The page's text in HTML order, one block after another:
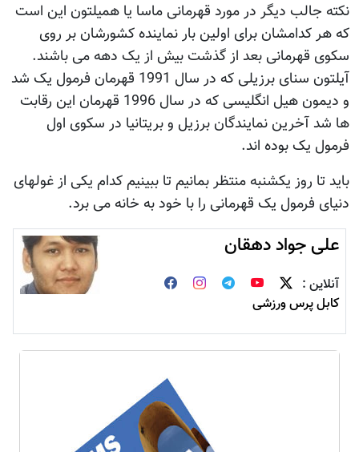
نکته جالب دیگر در مورد قهرمانی ماسا یا همیلتون این است
که هر کدامشان برای اولین بار نماینده کشورشان بر روی
سکوی قهرمانی بعد از گذشت بیش از یک دهه می باشند.
آیلتون سنای برزیلی که در سال 1991 قهرمان فرمول یک شد
و دیمون هیل انگلیسی که در سال 1996 قهرمان این رقابت
ها شد آخرین نمایندگان برزیل و بریتانیا در سکوی اول
فرمول یک بوده اند.
باید تا روز یکشنبه منتظر بمانیم تا ببینیم کدام یکی از غولهای
دنیای فرمول یک قهرمانی را با خود به خانه می برد.
علی جواد دهقان
آنلاین :
کابل پرس ورزشی